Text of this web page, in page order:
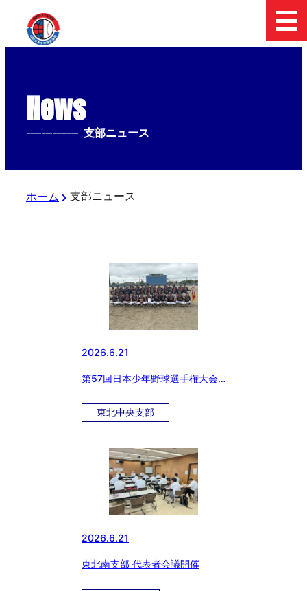
News
-------------- 支部ニュース
ホーム 支部ニュース
2026.6.21
第57回日本少年野球選手権大会
東北中央支部
2026.6.21
東北南支部 代表者会議開催